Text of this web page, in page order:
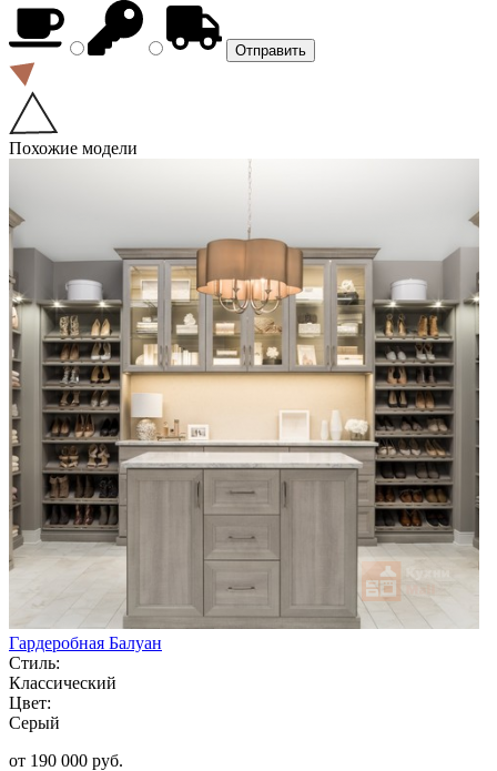
Похожие модели
Гардеробная Балуан
Стиль:
Классический
Цвет:
Серый
от 190 000 руб.